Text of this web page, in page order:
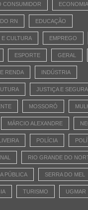
CONSUMIDOR ECONOMIA
RN EDUCAÇÃO
CULTURA EMPREGO
ESPORTE GERAL
RENDA INDÚSTRIA
JUSTIÇA E
MOSSORÓ
MÁRCIO ALEXANDRE
POLÍCIA
RIO GRANDE DO
PÚBLICA SERRA DO MEL
TURISMO UGMAR